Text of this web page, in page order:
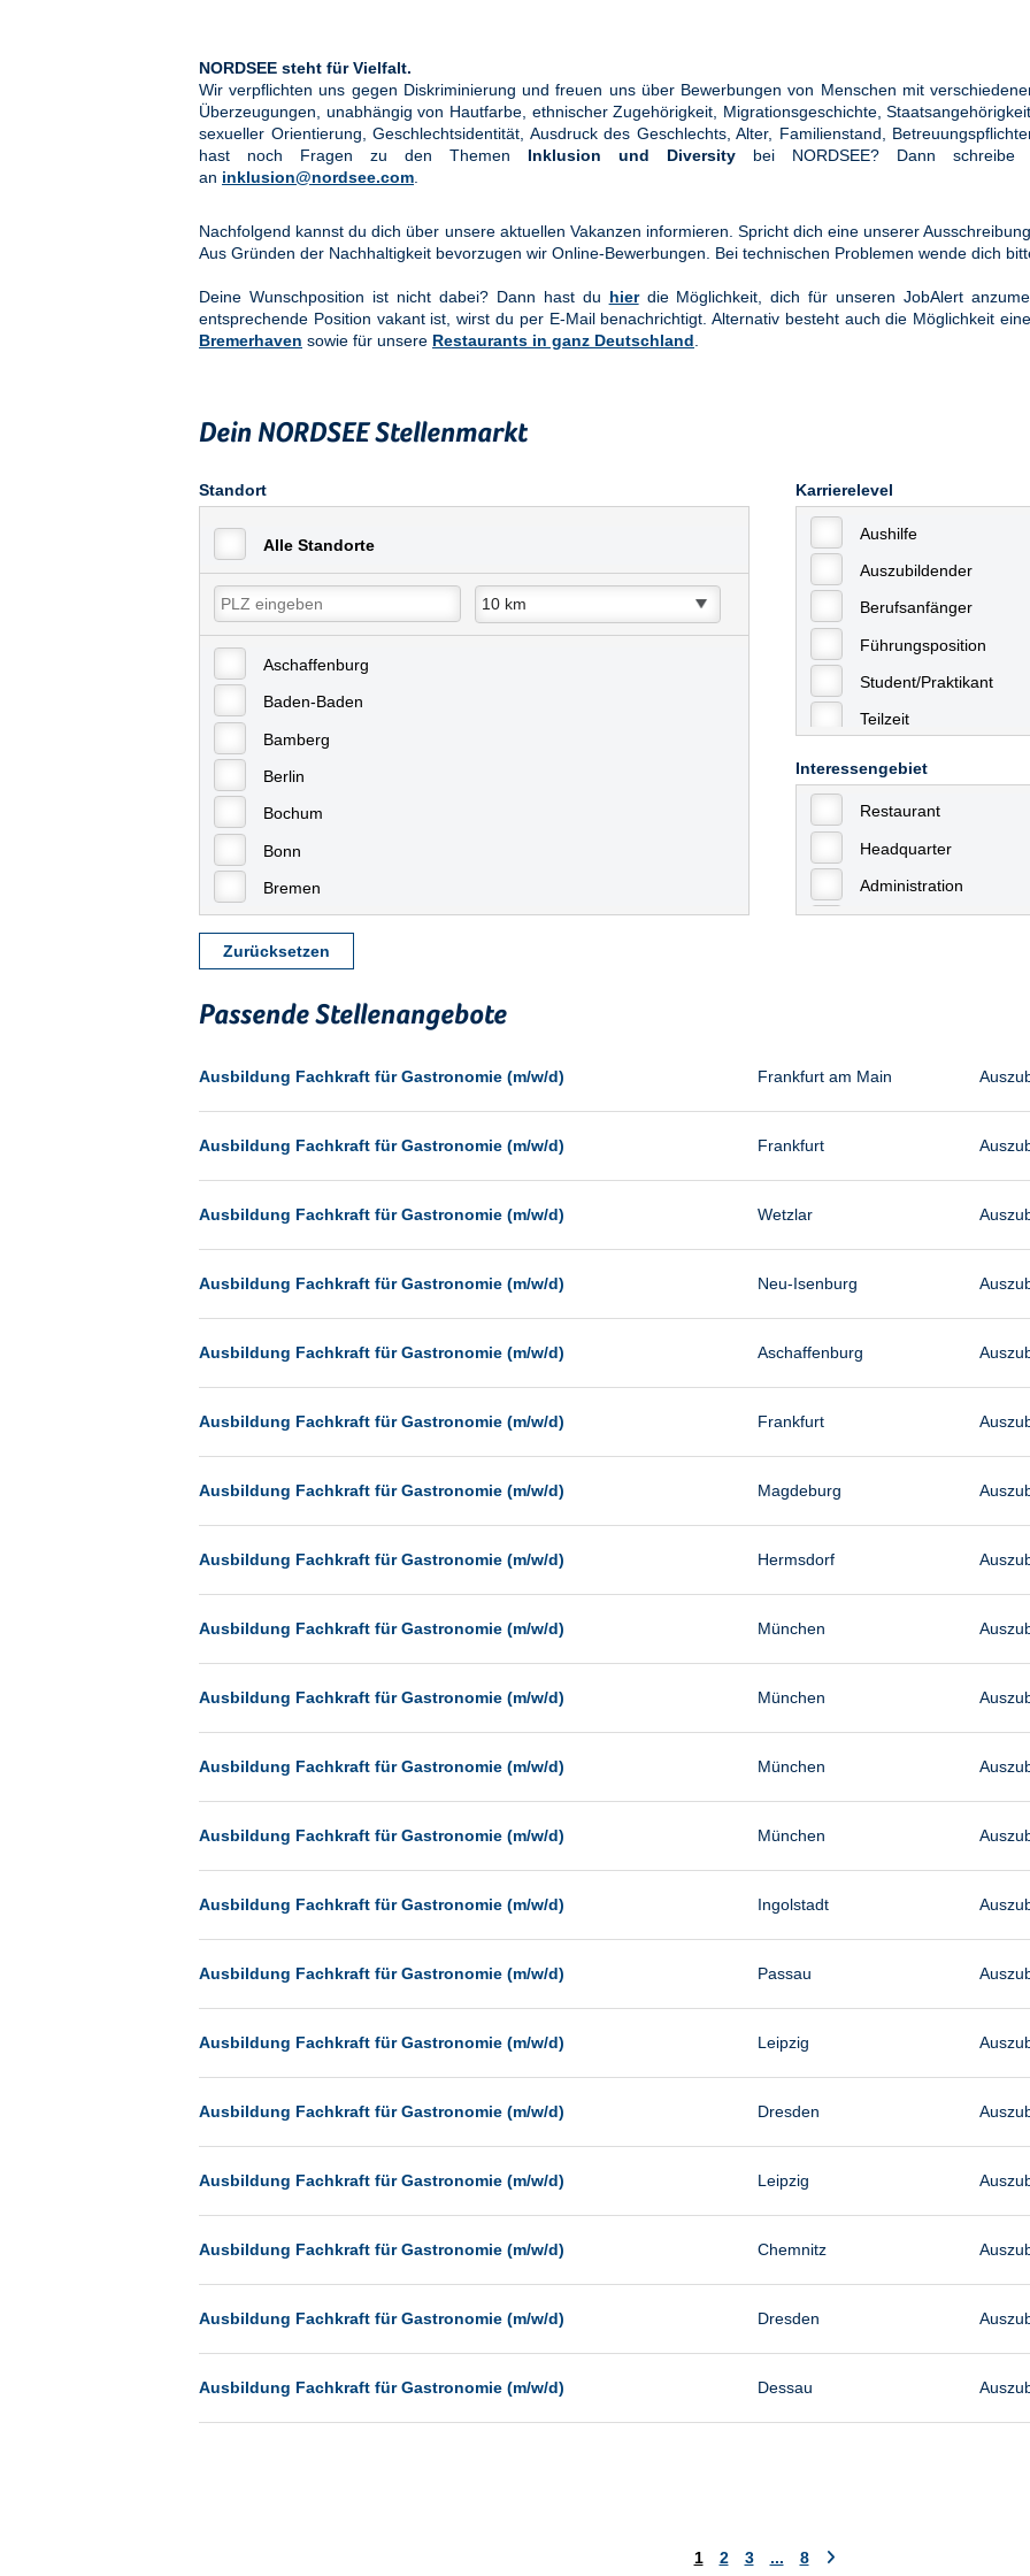
NORDSEE steht für Vielfalt.
Wir verpflichten uns gegen Diskriminierung und freuen uns über Bewerbungen von Menschen mit
Überzeugungen, unabhängig von Hautfarbe, ethnischer Zugehörigkeit, Migrationsgeschichte,
sexueller Orientierung, Geschlechtsidentität, Ausdruck des Geschlechts, Alter, Familienstand,
hast noch Fragen zu den Themen Inklusion und Diversity bei NORDSEE? Dann
an inklusion@nordsee.com
Nachfolgend kannst du dich über unsere aktuellen Vakanzen informieren. Spricht dich eine unserer
Aus Gründen der Nachhaltigkeit bevorzugen wir Online-Bewerbungen. Bei technischen Problemen wende dich
Deine Wunschposition ist nicht dabei? Dann hast du hierdie Möglichkeit, dich für unseren JobAlert
entsprechende Position vakant ist, wirst du per E-Mail benachrichtigt. Alternativ besteht auch die Möglichkeit
Bremerhaven sowie für unsere Restaurants in ganz Deutschland
Dein NORDSEE Stellenmarkt
Standort
Alle Standorte
Aschaffenburg
Baden-Baden
Bamberg
Berlin
Bochum
Bonn
Bremen
Celle
Chemnitz
Dresden
Düsseldorf
Erfurt
Essen
Frankfurt
Freiburg
Hamburg
Hannover
Heilbronn
Hermsdorf
Hildesheim
Ingolstadt
Kassel
Landau
Mainz
Mannheim
München
Münster
Neu-Isenburg
Neumünster
Karrierelevel
Aushilfe
Auszubildender
Berufsanfänger
Führungsposition
Student/Praktikant
Teilzeit
Interessengebiet
Restaurant
Headquarter
Administration
Sonstiges
Vertrieb
Zurücksetzen
Passende Stellenangebote
Ausbildung Fachkraft für Gastronomie (m/w/d) Frankfurt am Main
Ausbildung Fachkraft für Gastronomie (m/w/d) Frankfurt
Ausbildung Fachkraft für Gastronomie (m/w/d) Wetzlar
Ausbildung Fachkraft für Gastronomie (m/w/d) Neu-Isenburg
Ausbildung Fachkraft für Gastronomie (m/w/d) Aschaffenburg
Ausbildung Fachkraft für Gastronomie (m/w/d) Frankfurt
Ausbildung Fachkraft für Gastronomie (m/w/d) Magdeburg
Ausbildung Fachkraft für Gastronomie (m/w/d) Hermsdorf
Ausbildung Fachkraft für Gastronomie (m/w/d) München
Ausbildung Fachkraft für Gastronomie (m/w/d) München
Ausbildung Fachkraft für Gastronomie (m/w/d) München
Ausbildung Fachkraft für Gastronomie (m/w/d) München
Ausbildung Fachkraft für Gastronomie (m/w/d) Ingolstadt
Ausbildung Fachkraft für Gastronomie (m/w/d) Passau
Ausbildung Fachkraft für Gastronomie (m/w/d) Leipzig
Ausbildung Fachkraft für Gastronomie (m/w/d) Dresden
Ausbildung Fachkraft für Gastronomie (m/w/d) Leipzig
Ausbildung Fachkraft für Gastronomie (m/w/d) Chemnitz
Ausbildung Fachkraft für Gastronomie (m/w/d) Dresden
Ausbildung Fachkraft für Gastronomie (m/w/d) Dessau
1 2 3 ... 8